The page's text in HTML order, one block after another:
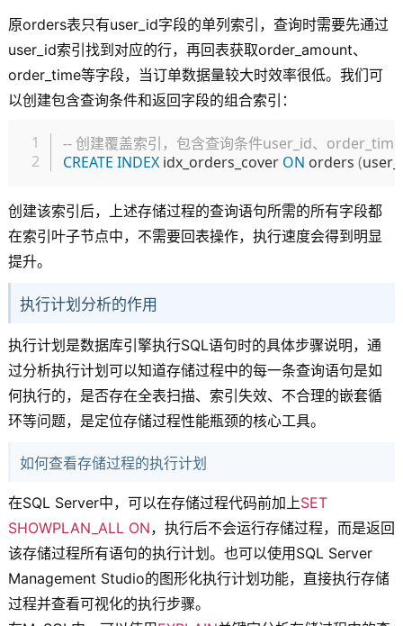
原orders表只有user_id字段的单列索引，查询时需要先通过
user_id索引找到对应的行，再回表获取order_amount、
order_time等字段，当订单数据量较大时效率很低。我们可
以创建包含查询条件和返回字段的组合索引：
-- 创建覆盖索引，包含查询条件user_id、
CREATE INDEX idx_orders_cover ON orders (
复制
创建该索引后，上述存储过程的查询语句所需的所有字段都
在索引叶子节点中，不需要回表操作，执行速度会得到明显
提升。
执行计划分析的作用
执行计划是数据库引擎执行SQL语句时的具体步骤说明，通
过分析执行计划可以知道存储过程中的每一条查询语句是如
何执行的，是否存在全表扫描、索引失效、不合理的嵌套循
环等问题，是定位存储过程性能瓶颈的核心工具。
如何查看存储过程的执行计划
在SQL Server中，可以在存储过程代码前加上SET
SHOWPLAN_ALL ON，执行后不会运行存储过程，而是返回
该存储过程所有语句的执行计划。也可以使用SQL Server
Management Studio的图形化执行计划功能，直接执行存储
过程并查看可视化的执行步骤。